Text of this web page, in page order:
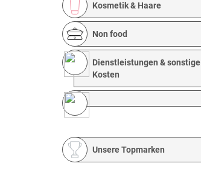
Kosmetik & Haare
Non food
Dienstleistungen & sonstige
Kosten
Unsere Topmarken